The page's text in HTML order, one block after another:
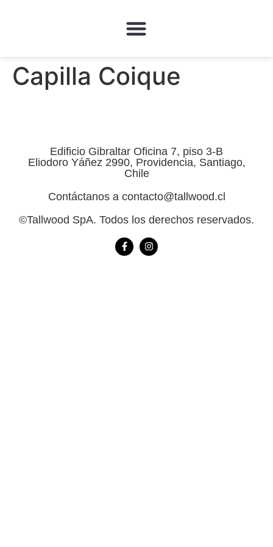
Capilla Coique
Edificio Gibraltar Oficina 7, piso 3-B
Eliodoro Yáñez 2990, Providencia, Santiago,
Chile
Contáctanos a contacto@tallwood.cl
©Tallwood SpA. Todos los derechos reservados.